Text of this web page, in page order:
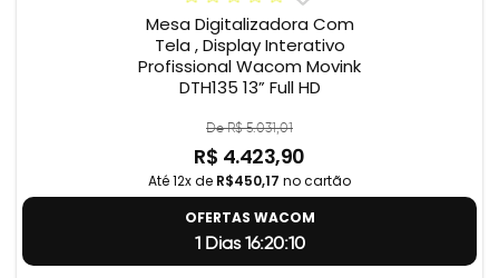
Mesa Digitalizadora Com
Tela , Display Interativo
Profissional Wacom Movink
DTH135 13” Full HD
De R$ 5.031,01
R$ 4.423,90
Até 12x de R$450,17 no cartão
OFERTAS WACOM
1 Dias 16:20:9